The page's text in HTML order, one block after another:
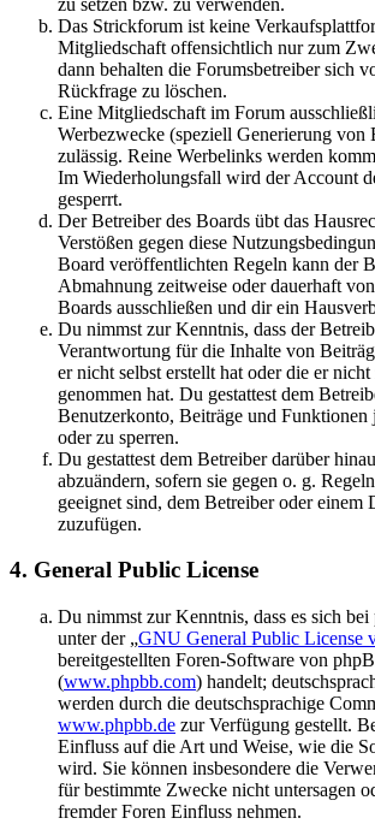
Das Strickforum ist keine
Mitgliedschaft offensichtlich nur zum
dann behalten die Forumsbetreiber sich
Rückfrage zu löschen.
Eine Mitgliedschaft im Forum
Werbezwecke (speziell Generierung
zulässig. Reine Werbelinks werden
Im Wiederholungsfall wird der Account
gesperrt.
Der Betreiber des Boards übt das
Verstößen gegen diese
Board veröffentlichten Regeln kann der
Abmahnung zeitweise oder dauerhaft
Boards ausschließen und dir ein
Du nimmst zur Kenntnis, dass der
Verantwortung für die Inhalte von
er nicht selbst erstellt hat oder die er
genommen hat. Du gestattest dem
Benutzerkonto, Beiträge und Funktionen
oder zu sperren.
Du gestattest dem Betreiber darüber
abzuändern, sofern sie gegen o. g.
geeignet sind, dem Betreiber oder einem
zuzufügen.
4. General Public License
Du nimmst zur Kenntnis, dass es sich
unter der „GNU General Public License
bereitgestellten Foren-Software von
(www.phpbb.com) handelt;
werden durch die deutschsprachige
www.phpbb.de zur Verfügung gestellt.
Einfluss auf die Art und Weise, wie die
wird. Sie können insbesondere die
für bestimmte Zwecke nicht untersagen
fremder Foren Einfluss nehmen.